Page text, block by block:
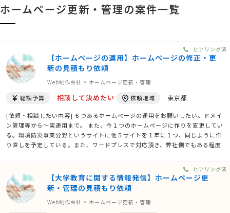
ホームページ更新・管理の案件一覧
【ホームページの運用】ホームページの修正・更
新の見積もり依頼
Web制作会社 > ホームページ更新・管理
総額予算 相談して決めたい 依頼地域 東京都
[依頼・相談したい内容] ６つあるホームページの運用をお願いしたい。ドメイ
ン管理等から～実運用まで。 また、今１つのホームページに作りを変更してい
る。環境防災事業分野というサイトに他５サイトを１年に１つ、同じように作
り直しを予定している。また、ワードプレスで対応頂き、弊社側でもある程度
ヒアリング済
【大学教育に関する情報発信】ホームページ更
新・管理の見積もり依頼
Web制作会社 > ホームページ更新・管理
ヒアリング済